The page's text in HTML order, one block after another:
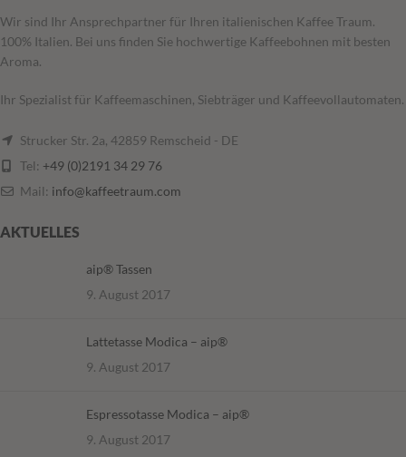
Wir sind Ihr Ansprechpartner für Ihren italienischen Kaffee Traum.
100% Italien. Bei uns finden Sie hochwertige Kaffeebohnen mit besten
Aroma.
Ihr Spezialist für Kaffeemaschinen, Siebträger und Kaffeevollautomaten.
Strucker Str. 2a, 42859 Remscheid - DE
Tel: +49 (0)2191 34 29 76
Mail: info@kaffeetraum.com
AKTUELLES
aip® Tassen
9. August 2017
Lattetasse Modica – aip®
9. August 2017
Espressotasse Modica – aip®
9. August 2017